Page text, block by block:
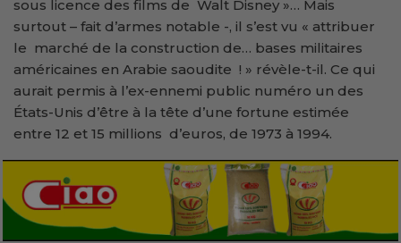
sous licence des films de Walt Disney »… Mais
surtout – fait d’armes notable -, il s’est vu « attribuer
le marché de la construction de… bases militaires
américaines en Arabie saoudite ! » révèle-t-il. Ce qui
aurait permis à l’ex-ennemi public numéro un des
États-Unis d’être à la tête d’une fortune estimée
entre 12 et 15 millions d’euros, de 1973 à 1994.